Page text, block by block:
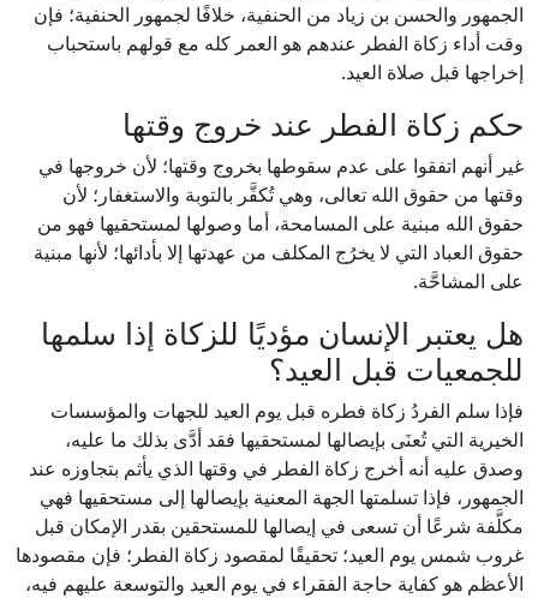
الجمهور والحسن بن زياد من الحنفية، خلافًا لجمهور الحنفية؛ فإن
وقت أداء زكاة الفطر عندهم هو العمر كله مع قولهم باستحباب
إخراجها قبل صلاة العيد.
حكم زكاة الفطر عند خروج وقتها
غير أنهم اتفقوا على عدم سقوطها بخروج وقتها؛ لأن خروجها في
وقتها من حقوق الله تعالى، وهي تُكفَّر بالتوبة والاستغفار؛ لأن
حقوق الله مبنية على المسامحة، أما وصولها لمستحقيها فهو من
حقوق العباد التي لا يخرُج المكلف من عهدتها إلا بأدائها؛ لأنها مبنية
على المشاحَّة.
هل يعتبر الإنسان مؤديًا للزكاة إذا سلمها
للجمعيات قبل العيد؟
فإذا سلم الفردُ زكاة فطره قبل يوم العيد للجهات والمؤسسات
الخيرية التي تُعنَى بإيصالها لمستحقيها فقد أدَّى بذلك ما عليه،
وصدق عليه أنه أخرج زكاة الفطر في وقتها الذي يأثم بتجاوزه عند
الجمهور، فإذا تسلمتها الجهة المعنية بإيصالها إلى مستحقيها فهي
مكلَّفة شرعًا أن تسعى في إيصالها للمستحقين بقدر الإمكان قبل
غروب شمس يوم العيد؛ تحقيقًا لمقصود زكاة الفطر؛ فإن مقصودها
الأعظم هو كفاية حاجة الفقراء في يوم العيد والتوسعة عليهم فيه،